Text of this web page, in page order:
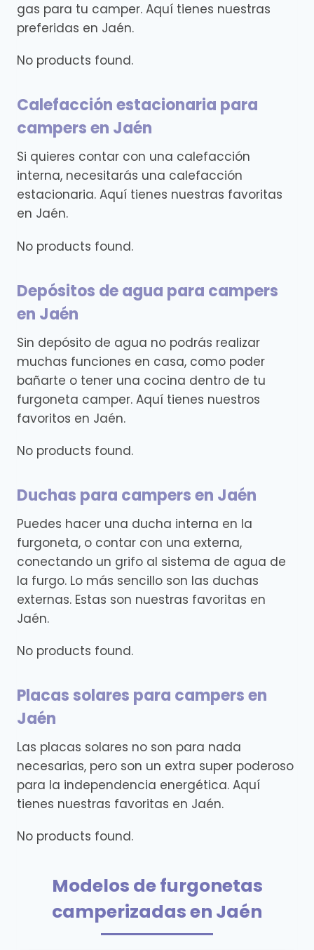
gas para tu camper. Aquí tienes nuestras
preferidas en Jaén.
No products found.
Calefacción estacionaria para
campers en Jaén
Si quieres contar con una calefacción
interna, necesitarás una calefacción
estacionaria. Aquí tienes nuestras favoritas
en Jaén.
No products found.
Depósitos de agua para campers
en Jaén
Sin depósito de agua no podrás realizar
muchas funciones en casa, como poder
bañarte o tener una cocina dentro de tu
furgoneta camper. Aquí tienes nuestros
favoritos en Jaén.
No products found.
Duchas para campers en Jaén
Puedes hacer una ducha interna en la
furgoneta, o contar con una externa,
conectando un grifo al sistema de agua de
la furgo. Lo más sencillo son las duchas
externas. Estas son nuestras favoritas en
Jaén.
No products found.
Placas solares para campers en
Jaén
Las placas solares no son para nada
necesarias, pero son un extra super poderoso
para la independencia energética. Aquí
tienes nuestras favoritas en Jaén.
No products found.
Modelos de furgonetas
camperizadas en Jaén